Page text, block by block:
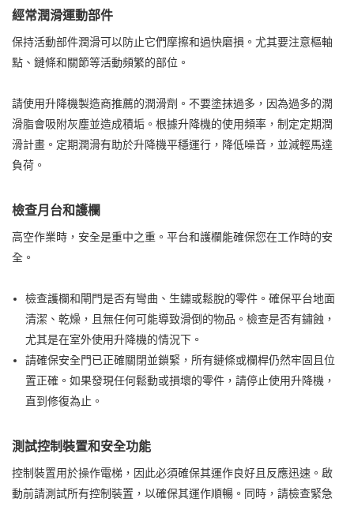
經常潤滑運動部件
保持活動部件潤滑可以防止它們摩擦和過快磨損。尤其要注意樞軸
點、鏈條和關節等活動頻繁的部位。
請使用升降機製造商推薦的潤滑劑。不要塗抹過多，因為過多的潤
滑脂會吸附灰塵並造成積垢。根據升降機的使用頻率，制定定期潤
滑計畫。定期潤滑有助於升降機平穩運行，降低噪音，並減輕馬達
負荷。
檢查月台和護欄
高空作業時，安全是重中之重。平台和護欄能確保您在工作時的安
全。
檢查護欄和閘門是否有彎曲、生鏽或鬆脫的零件。確保平台地面
清潔、乾燥，且無任何可能導致滑倒的物品。檢查是否有鏽蝕，
尤其是在室外使用升降機的情況下。
請確保安全門已正確關閉並鎖緊，所有鏈條或欄桿仍然牢固且位
置正確。如果發現任何鬆動或損壞的零件，請停止使用升降機，
直到修復為止。
測試控制裝置和安全功能
控制裝置用於操作電梯，因此必須確保其運作良好且反應迅速。啟
動前請測試所有控制裝置，以確保其運作順暢。同時，請檢查緊急